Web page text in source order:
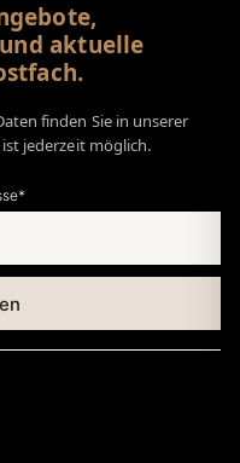
aktuelle
finden Sie in unserer
jederzeit möglich.